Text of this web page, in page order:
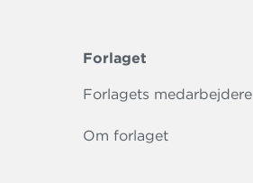
Forlaget
Forlagets medarbejdere
Om forlaget